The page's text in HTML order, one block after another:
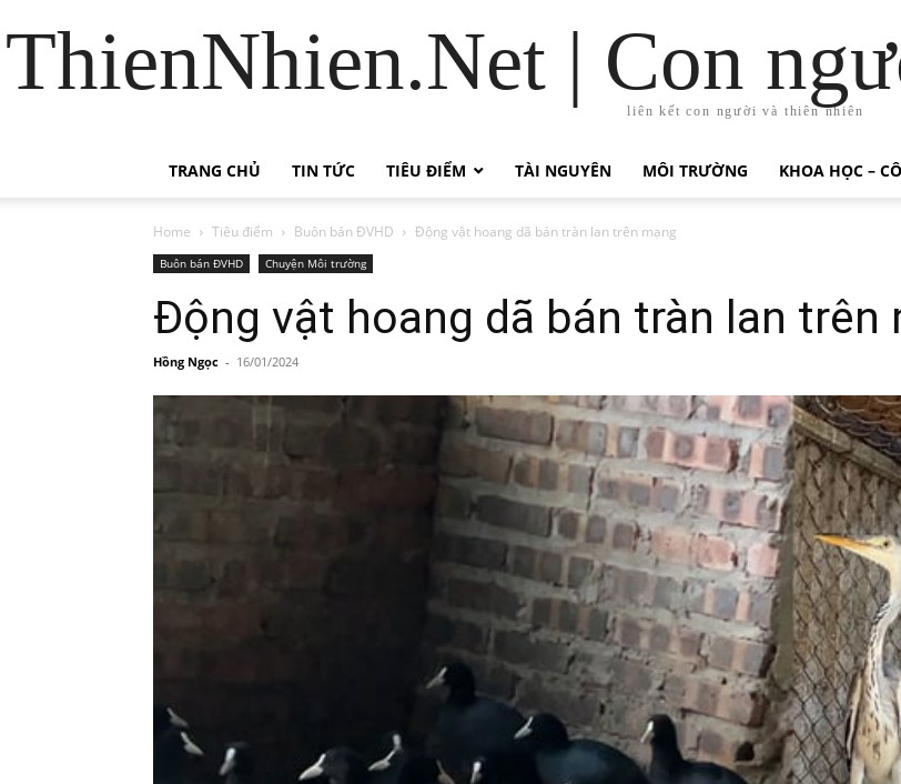
ThienNhien.Net | Con
liên kết con người và thiên nhiên
TRANG CHỦ TIN TỨC TIÊU ĐIỂM TÀI NGUYÊN MÔI TRƯỜNG KHOA HỌC –
Home Tiêu điểm Buôn bán ĐVHD Động vật hoang dã bán tràn lan trên mạng
Buôn bán ĐVHD Chuyện Môi trường
Động vật hoang dã bán tràn lan trên
Hồng Ngọc - 16/01/2024